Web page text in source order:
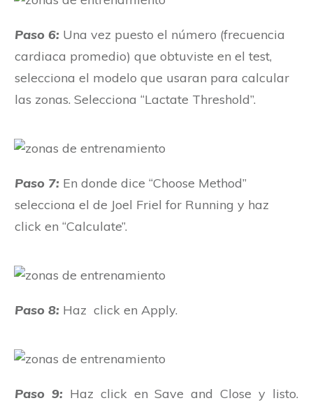
Paso 6: Una vez puesto el número (frecuencia
cardiaca promedio) que obtuviste en el test,
selecciona el modelo que usaran para calcular
las zonas. Selecciona “Lactate Threshold”.
Paso 7: En donde dice “Choose Method”
selecciona el de Joel Friel for Running y haz
click en “Calculate”.
Paso 8: Haz click en Apply.
Paso 9: Haz click en Save and Close y listo.